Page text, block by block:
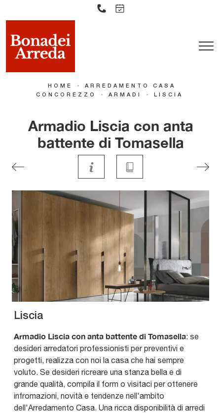
HOME -
ARREDAMENTO CASA
CONCOREZZO
- ARMADI - LISCIA
Armadio Liscia con anta
battente di Tomasella
Liscia
Armadio Liscia con anta battente di Tomasella: se
desideri arredatori professionisti per preventivi e
progetti, realizza con noi la casa che hai sempre
voluto. Se desideri ricreare una stanza bella e di
grande qualità, compila il form o visitaci per ottenere
infromazioni, novità e tendenze nell'ambito
dell'Arredamento Casa. Una ricca disponibilità di arredi